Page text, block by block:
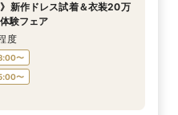
〜
〜
予約
〜
〜
予約
分程度
〜
予約
〜
〜
予約
〜
予約
》新作ドレス試着＆衣装20万
験フェア
度
〜
〜